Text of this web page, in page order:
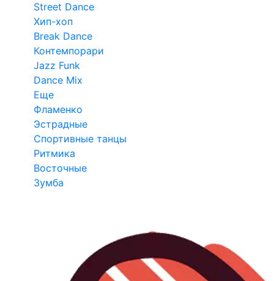
Street Dance
Хип-хоп
Break Dance
Контемпорари
Jazz Funk
Dance Mix
Еще
Фламенко
Эстрадные
Спортивные танцы
Ритмика
Восточные
Зумба